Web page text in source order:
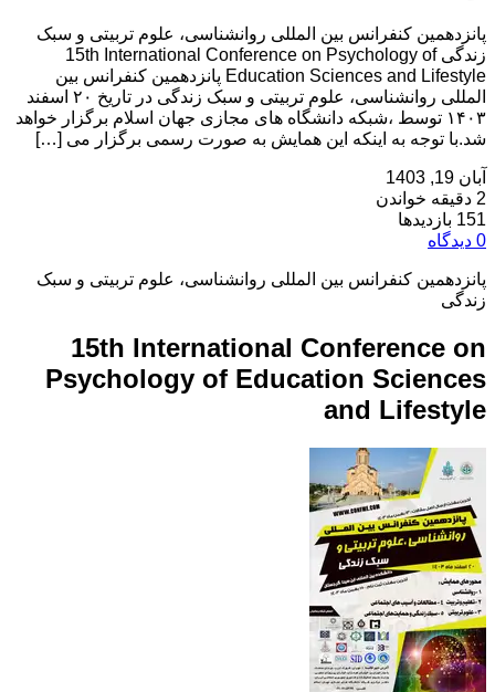
پانزدهمین کنفرانس بین المللی روانشناسی، علوم تربیتی و سبک
زندگی 15th International Conference on Psychology of
Education Sciences and Lifestyle پانزدهمین کنفرانس بین
المللی روانشناسی، علوم تربیتی و سبک زندگی در تاریخ ۲۰ اسفند
۱۴۰۳ توسط ،شبکه دانشگاه های مجازی جهان اسلام برگزار خواهد
شد.با توجه به اینکه این همایش به صورت رسمی برگزار می […]
آبان 19, 1403
2 دقیقه خواندن
151 بازدیدها
0 دیدگاه
پانزدهمین کنفرانس بین المللی روانشناسی، علوم تربیتی و سبک
زندگی
15th International Conference on
Psychology of Education Sciences
and Lifestyle